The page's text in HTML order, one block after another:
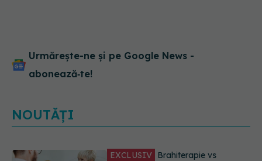
Urmărește-ne și pe Google News -
abonează‑te!
NOUTĂȚI
EXCLUSIV De ce unele paciente